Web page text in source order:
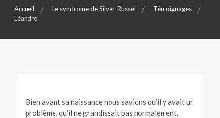
Accueil Le syndrome de Silver-Russel
Témoignages
Léandre
Bien avant sa naissance nous savions qu’il y avait un
problème, qu’il ne grandissait pas normalement.